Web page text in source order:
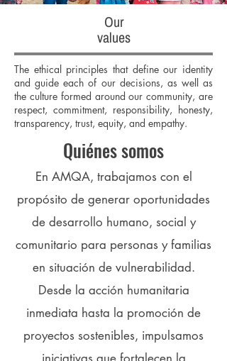
Our
values
The ethical principles that define our identity
and guide each of our decisions, as well as
the culture formed around our community, are
respect, commitment, responsibility, honesty,
transparency, trust, equity, and empathy.
Quiénes somos
En AMQA, trabajamos con el
propósito de generar oportunidades
de desarrollo humano, social y
comunitario para personas y familias
en situación de vulnerabilidad.
Desde la acción humanitaria
inmediata hasta la promoción de
proyectos sostenibles, impulsamos